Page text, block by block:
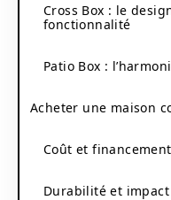
Cross Box : le
fonctionnalité
Patio Box :
Acheter une maison
Coût et financement
Durabilité et